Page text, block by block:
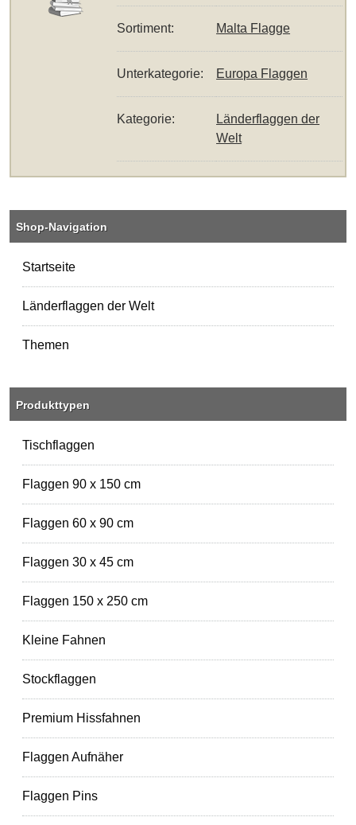
Sortiment: Malta Flagge
Unterkategorie: Europa Flaggen
Kategorie:
Länderflaggen der
Welt
Shop-Navigation
Startseite
Länderflaggen der Welt
Themen
Produkttypen
Tischflaggen
Flaggen 90 x 150 cm
Flaggen 60 x 90 cm
Flaggen 30 x 45 cm
Flaggen 150 x 250 cm
Kleine Fahnen
Stockflaggen
Premium Hissfahnen
Flaggen Aufnäher
Flaggen Pins